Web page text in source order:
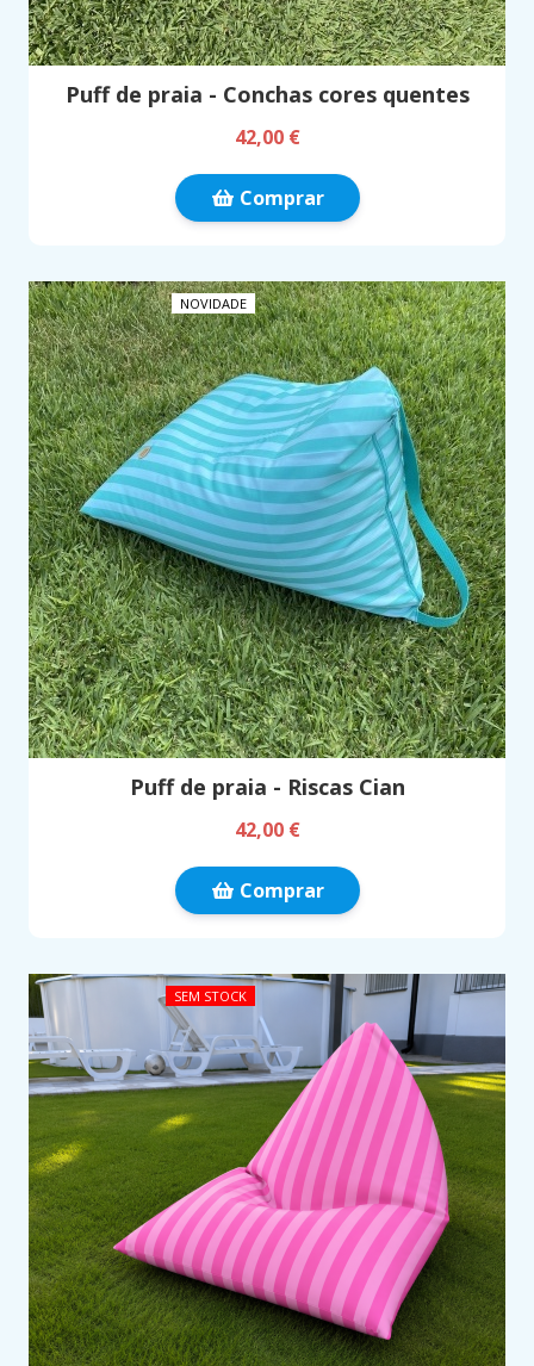
Puff de praia - Conchas cores quentes
42,00 €
Comprar
NOVIDADE
Puff de praia - Riscas Cian
42,00 €
Comprar
SEM STOCK